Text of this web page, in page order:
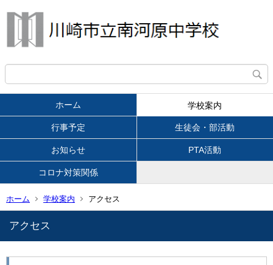
ホーム 学校案内
行事予定 生徒会・部活動
お知らせ PTA活動
コロナ対策関係
ホーム 学校案内 アクセス
アクセス